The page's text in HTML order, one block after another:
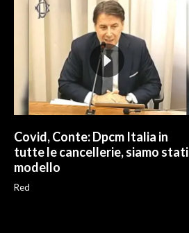
STORE
Covid, Conte: Dpcm Italia in
tutte le cancellerie, siamo stati
modello
Red